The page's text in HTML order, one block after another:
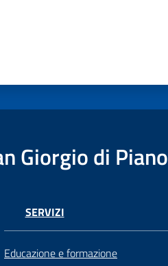
Giorgio di Piano
SERVIZI
Educazione e formazione